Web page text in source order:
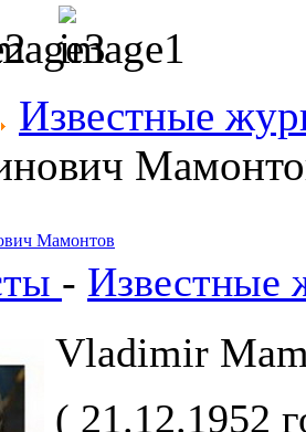
Известные
Мамонтов
- Известные
Vladimir
( 21.12.1952